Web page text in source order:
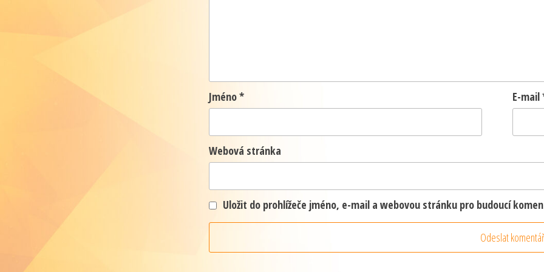
Jméno* E-mail
Webová stránka
Uložit do prohlížeče jméno, e-mail a webovou stránku pro budoucí